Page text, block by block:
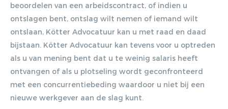
beoordelen van een arbeidscontract, of indien u
ontslagen bent, ontslag wilt nemen of iemand wilt
ontslaan, Kötter Advocatuur kan u met raad en daad
bijstaan. Kötter Advocatuur kan tevens voor u optreden
als u van mening bent dat u te weinig salaris heeft
ontvangen of als u plotseling wordt geconfronteerd
met een concurrentiebeding waardoor u niet bij een
nieuwe werkgever aan de slag kunt.